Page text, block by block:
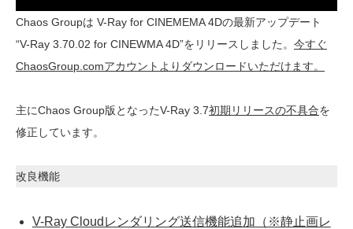
Chaos Groupは V-Ray for CINEMEMA 4Dの最新アップデート
“V-Ray 3.70.02 for CINEWMA 4D”をリリースしました。 今すぐ
ChaosGroup.comアカウントよりダウンロードいただけます。
主にChaos Group版となったV-Ray 3.7初期リリースの不具合を
修正しています。
改良機能
V-Ray Cloudレンダリング送信機能追加（※静止画レ